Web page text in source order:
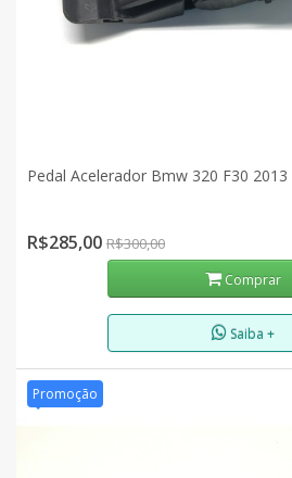
Pedal Acelerador Bmw 320 F30 2013
R$285,00 R$300,00
Comprar
Saiba +
Promoção